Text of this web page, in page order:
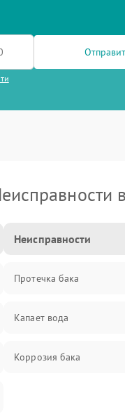
Неисправности
Протечка бака
Капает вода
Коррозия бака